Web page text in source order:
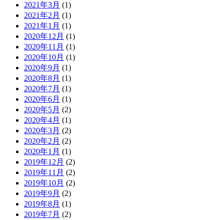
2021年3月 (1)
2021年2月 (1)
2021年1月 (1)
2020年12月 (1)
2020年11月 (1)
2020年10月 (1)
2020年9月 (1)
2020年8月 (1)
2020年7月 (1)
2020年6月 (1)
2020年5月 (2)
2020年4月 (1)
2020年3月 (2)
2020年2月 (2)
2020年1月 (1)
2019年12月 (2)
2019年11月 (2)
2019年10月 (2)
2019年9月 (2)
2019年8月 (1)
2019年7月 (2)